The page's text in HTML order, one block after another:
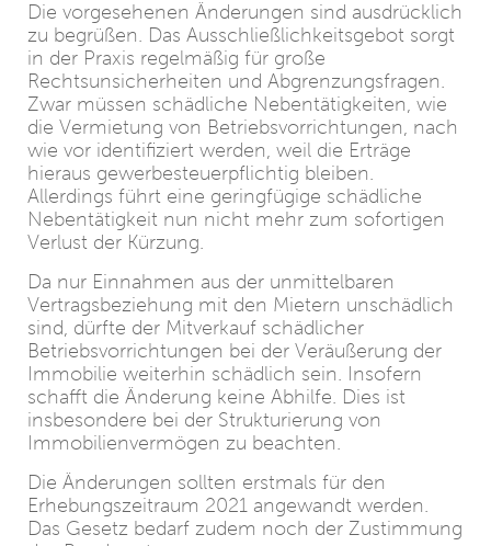
Die vorgesehenen Änderungen sind ausdrücklich
zu begrüßen. Das Ausschließlichkeitsgebot sorgt
in der Praxis regelmäßig für große
Rechtsunsicherheiten und Abgrenzungsfragen.
Zwar müssen schädliche Nebentätigkeiten, wie
die Vermietung von Betriebsvorrichtungen, nach
wie vor identifiziert werden, weil die Erträge
hieraus gewerbesteuerpflichtig bleiben.
Allerdings führt eine geringfügige schädliche
Nebentätigkeit nun nicht mehr zum sofortigen
Verlust der Kürzung.
Da nur Einnahmen aus der unmittelbaren
Vertragsbeziehung mit den Mietern unschädlich
sind, dürfte der Mitverkauf schädlicher
Betriebsvorrichtungen bei der Veräußerung der
Immobilie weiterhin schädlich sein. Insofern
schafft die Änderung keine Abhilfe. Dies ist
insbesondere bei der Strukturierung von
Immobilienvermögen zu beachten.
Die Änderungen sollten erstmals für den
Erhebungszeitraum 2021 angewandt werden.
Das Gesetz bedarf zudem noch der Zustimmung